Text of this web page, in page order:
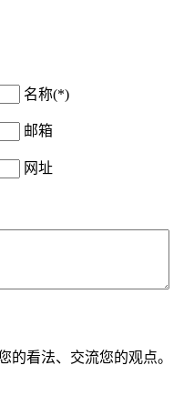
名称(*)
邮箱
网址
看法、交流您的观点。